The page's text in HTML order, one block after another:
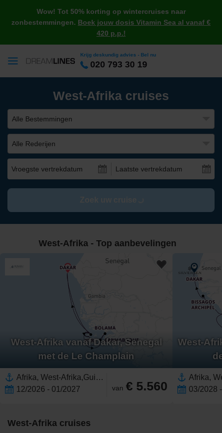
Wow! Tot 50% korting op wintercruises naar
zonbestemmingen. Boek jouw dosis Vitamin Sea al vanaf €
420 p.p.!
Krijg deskundig advies - Bel nu
020 793 30 19
West-Afrika cruises
Alle Bestemmingen
Alle Rederijen
Vroegste vertrekdatum Laatste vertrekdatum
West-Afrika - Top aanbevelingen
West-Afrika vanaf Dakar, Senegal
met de Le Champlain
Afrika, West-Afrika,Guinee-Bissau,Senegal
12/2026 - 01/2027
van € 5.560
West-
03/2028
West-Afrika cruises